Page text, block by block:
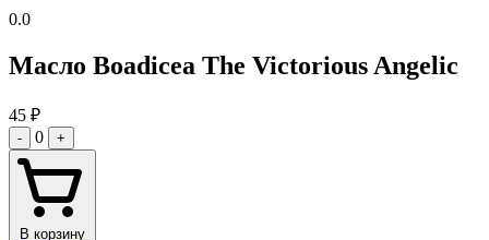
0.0
Масло Boadicea The Victorious Angelic
45 ₽
- 0 +
В корзину